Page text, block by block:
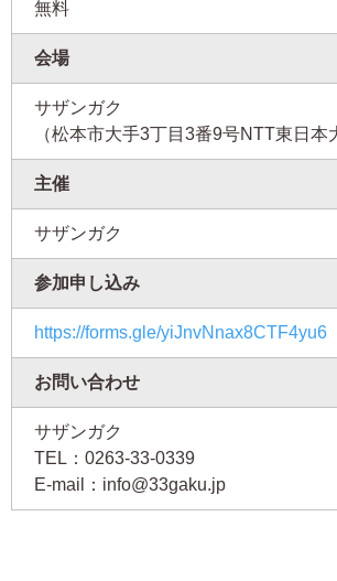
無料
会場
サザンガク
（松本市大手3丁目3番9号NTT東日本
主催
サザンガク
参加申し込み
https://forms.gle/yiJnvNnax8CTF4yu6
お問い合わせ
サザンガク
TEL：0263-33-0339
E-mail：info@33gaku.jp